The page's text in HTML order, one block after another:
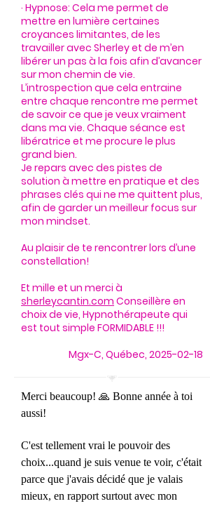
· Hypnose: Cela me permet de
mettre en lumière certaines
croyances limitantes, de les
travailler avec Sherley et de m’en
libérer un pas à la fois afin d’avancer
sur mon chemin de vie.
L’introspection que cela entraine
entre chaque rencontre me permet
de savoir ce que je veux vraiment
dans ma vie. Chaque séance est
libératrice et me procure le plus
grand bien.
Je repars avec des pistes de
solution à mettre en pratique et des
phrases clés qui ne me quittent plus,
afin de garder un meilleur focus sur
mon mindset.
Au plaisir de te rencontrer lors d’une
constellation!
Et mille et un merci à
sherleycantin.com Conseillère en
choix de vie, Hypnothérapeute qui
est tout simple FORMIDABLE !!!
Mgx-C, Québec, 2025-02-18
Merci beaucoup! 🙏 Bonne année à toi
aussi!
C'est tellement vrai le pouvoir des
choix...quand je suis venue te voir, c'était
parce que j'avais décidé que je valais
mieux, en rapport surtout avec mon